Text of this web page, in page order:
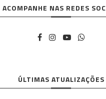
ACOMPANHE NAS REDES
ÚLTIMAS ATUALIZAÇÕES